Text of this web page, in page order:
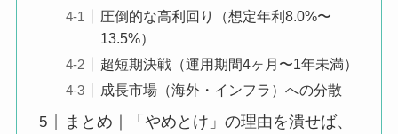
圧倒的な高利回り（想定年利8.0%〜
13.5%）
超短期決戦（運用期間4ヶ月〜1年未満）
成長市場（海外・インフラ）への分散
まとめ｜「やめとけ」の理由を潰せば、